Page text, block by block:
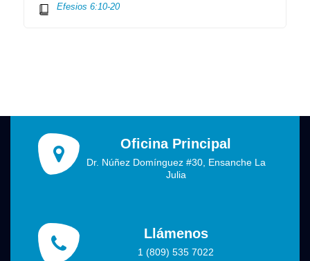
Efesios 6:10-20
Oficina Principal
Dr. Núñez Domínguez #30, Ensanche La
Julia
Llámenos
1 (809) 535 7022